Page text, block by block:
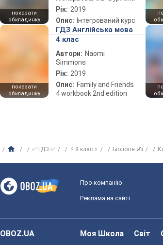
показати
обкладинку
Рік: 2019
Опис: Інтегрований курс
показати
обкладинку
ГДЗ Англійська мова
4 клас
Автори: Naomi
Simmons
Рік: 2019
Опис: Family and Friends
4 workbook 2nd edition
✅ ГДЗ ✅ ⚡ 8 клас ⚡ Біологія ✍
Про компанію
Реклама на сайті
OBOZ.UA Моя Школа Світ